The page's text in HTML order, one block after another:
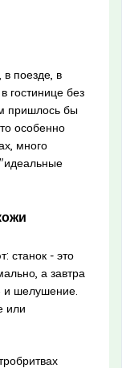
поезде, в
гостинице без
пришлось бы
особенно
много
станок - это
а завтра
и шелушение.
или